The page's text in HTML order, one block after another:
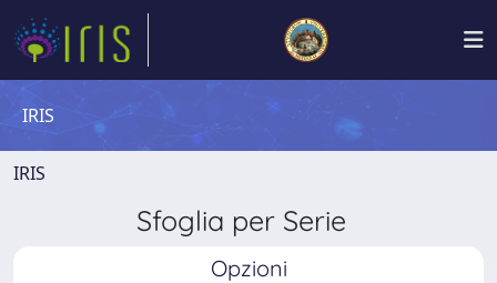
IRIS
IRIS
Sfoglia per Serie
Opzioni